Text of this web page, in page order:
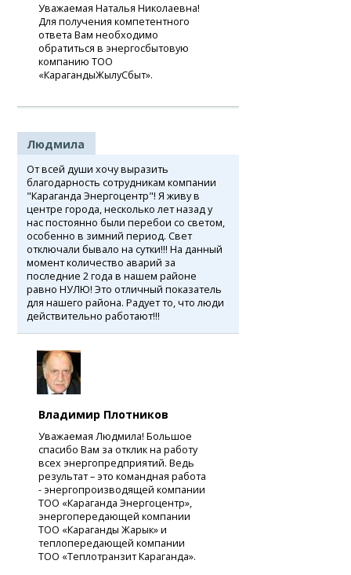
Уважаемая Наталья Николаевна!
Для получения компетентного
ответа Вам необходимо
обратиться в энергосбытовую
компанию ТОО
«КарагандыЖылуСбыт».
Людмила
От всей души хочу выразить
благодарность сотрудникам компании
"Караганда Энергоцентр"! Я живу в
центре города, несколько лет назад у
нас постоянно были перебои со светом,
особенно в зимний период. Свет
отключали бывало на сутки!!! На данный
момент количество аварий за
последние 2 года в нашем районе
равно НУЛЮ! Это отличный показатель
для нашего района. Радует то, что люди
действительно работают!!!
Владимир Плотников
Уважаемая Людмила! Большое
спасибо Вам за отклик на работу
всех энергопредприятий. Ведь
результат – это командная работа
- энергопроизводящей компании
ТОО «Караганда Энергоцентр»,
энергопередающей компании
ТОО «Караганды Жарык» и
теплопередающей компании
ТОО «Теплотранзит Караганда».